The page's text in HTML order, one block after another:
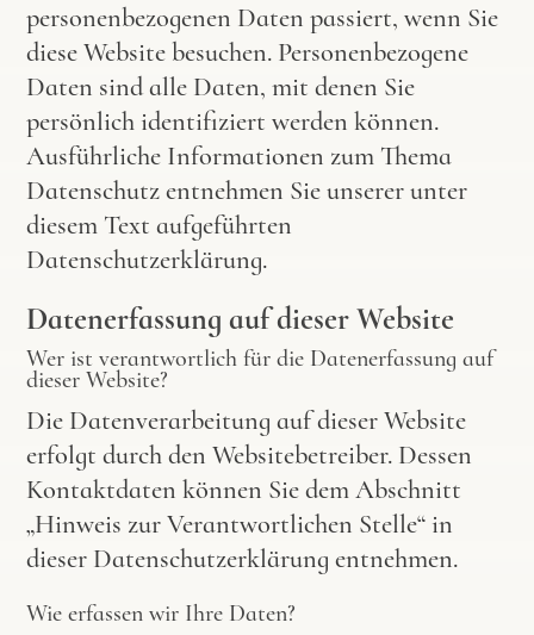
personenbezogenen Daten passiert, wenn Sie
diese Website besuchen. Personenbezogene
Daten sind alle Daten, mit denen Sie
persönlich identifiziert werden können.
Ausführliche Informationen zum Thema
Datenschutz entnehmen Sie unserer unter
diesem Text aufgeführten
Datenschutzerklärung.
Datenerfassung auf dieser Website
Wer ist verantwortlich für die Datenerfassung auf
dieser Website?
Die Datenverarbeitung auf dieser Website
erfolgt durch den Websitebetreiber. Dessen
Kontaktdaten können Sie dem Abschnitt
„Hinweis zur Verantwortlichen Stelle“ in
dieser Datenschutzerklärung entnehmen.
Wie erfassen wir Ihre Daten?